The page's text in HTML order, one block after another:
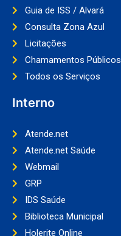
Guia de ISS / Alvará
Consulta Zona Azul
Licitações
Chamamentos Públicos
Todos os Serviços
Interno
Atende.net
Atende.net Saúde
Webmail
GRP
IDS Saúde
Biblioteca Municipal
Holerite Online